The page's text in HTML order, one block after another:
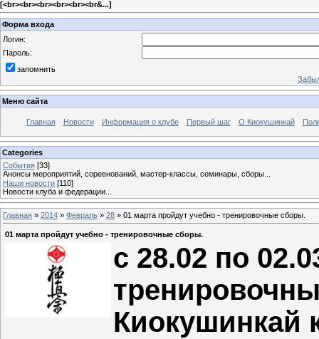
[<br><br><br><br><br><br&...]
Форма входа
Логин:
Пароль:
запомнить
Меню сайта
Главная Новости Информация о клубе Первый шаг О Киокушинкай
Categories
События [33]
Анонсы мероприятий, соревнований, мастер-классы, семинары, сборы...
Наши новости [110]
Новости клуба и федерации...
Главная » 2014 » Февраль » 28 » 01 марта пройдут учебно - тренировочные сборы.
01 марта пройдут учебно - тренировочные сборы.
с 28.02 по
Киокушинкай